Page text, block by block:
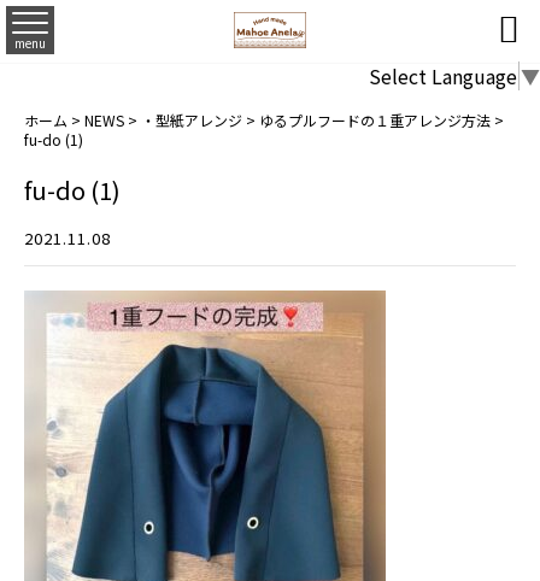
menu 
Select Language▼
ホーム > NEWS > ・型紙アレンジ > ゆるプルフードの１重アレンジ方法 >
fu-do (1)
fu-do (1)
2021.11.08